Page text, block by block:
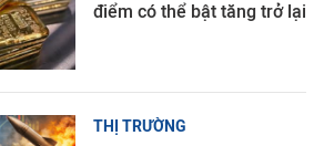
điểm có thể bật tăng trở lại
THỊ TRƯỜNG